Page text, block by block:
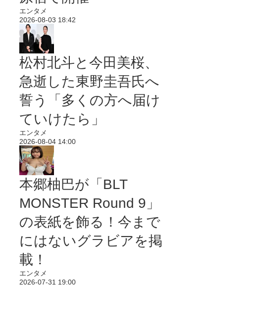
エンタメ
2026-08-03 18:42
松村北斗と今田美桜、
急逝した東野圭吾氏へ
誓う「多くの方へ届け
ていけたら」
エンタメ
2026-08-04 14:00
本郷柚巴が「BLT
MONSTER Round 9」
の表紙を飾る！今まで
にはないグラビアを掲
載！
エンタメ
2026-07-31 19:00